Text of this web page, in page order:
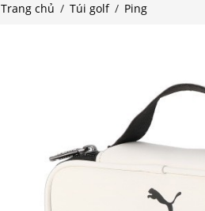
Trang chủ / Túi golf / Ping